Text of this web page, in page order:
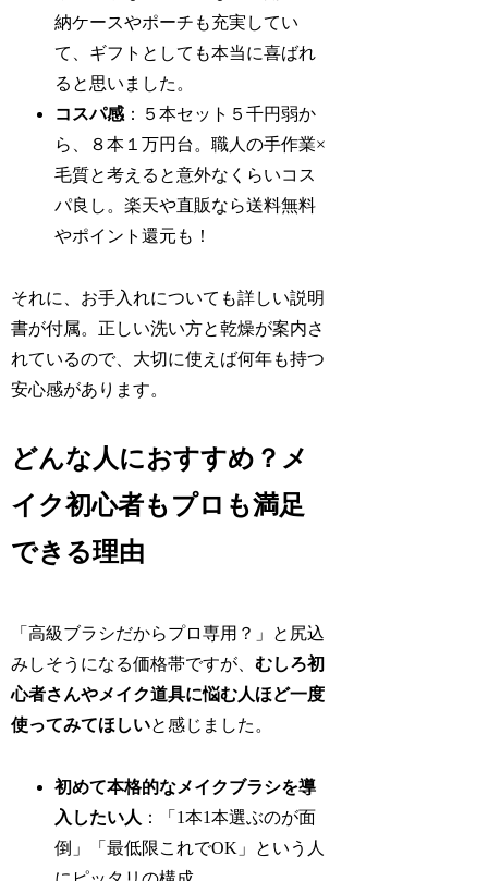
納ケースやポーチも充実してい
て、ギフトとしても本当に喜ばれ
ると思いました。
コスパ感 ：５本セット５千円弱か
ら、８本１万円台。職人の手作業×
毛質と考えると意外なくらいコス
パ良し。楽天や直販なら送料無料
やポイント還元も！
それに、お手入れについても詳しい説明
書が付属。正しい洗い方と乾燥が案内さ
れているので、大切に使えば何年も持つ
安心感があります。
どんな人におすすめ？メ
イク初心者もプロも満足
できる理由
「高級ブラシだからプロ専用？」と尻込
みしそうになる価格帯ですが、むしろ初
心者さんやメイク道具に悩む人ほど一度
使ってみてほしいと感じました。
初めて本格的なメイクブラシを導
入したい人 ：「1本1本選ぶのが面
倒」「最低限これでOK」という人